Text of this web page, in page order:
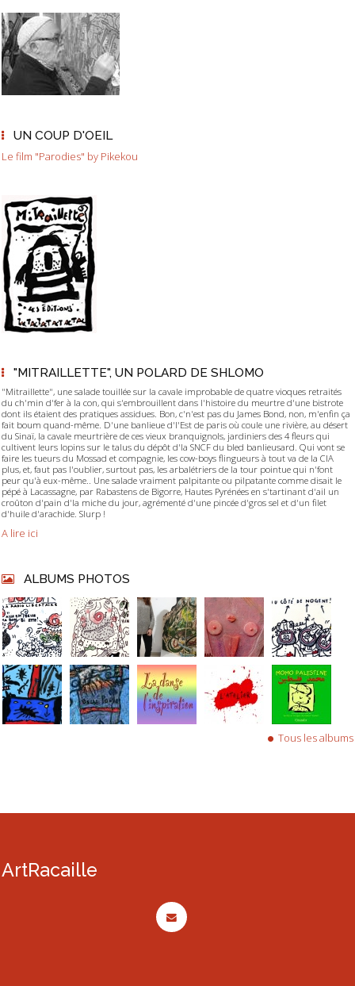
UN COUP D'OEIL
Le film "Parodies" by Pikekou
"MITRAILLETTE", UN POLARD DE SHLOMO
"Mitraillette", une salade touillée sur la cavale improbable de quatre vioques retraités
du ch'min d'fer à la con, qui s'embrouillent dans l'histoire du meurtre d'une bistrote
dont ils étaient des pratiques assidues. Bon, c'n'est pas du James Bond, non, m'enfin ça
fait boum quand-même. D'une banlieue d'l'Est de paris où coule une rivière, au désert
du Sinaï, la cavale meurtrière de ces vieux branquignols, jardiniers des 4 fleurs qui
cultivent leurs lopins sur le talus du dépôt d'la SNCF du bled banlieusard. Qui vont se
faire les tueurs du Mossad et compagnie, les cow-boys flingueurs à tout va de la CIA
plus, et, faut pas l'oublier, surtout pas, les arbalétriers de la tour pointue qui n'font
peur qu'à eux-même.. Une salade vraiment palpitante ou pilpatante comme disait le
pépé à Lacassagne, par Rabastens de Bigorre, Hautes Pyrénées en s'tartinant d'ail un
croûton d'pain d'la miche du jour, agrémenté d'une pincée d'gros sel et d'un filet
d'huile d'arachide. Slurp !
A lire ici
ALBUMS PHOTOS
Tous les albums
ArtRacaille